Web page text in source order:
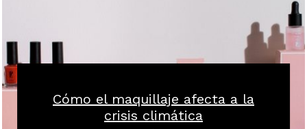
Cómo el maquillaje afecta a la
crisis climática